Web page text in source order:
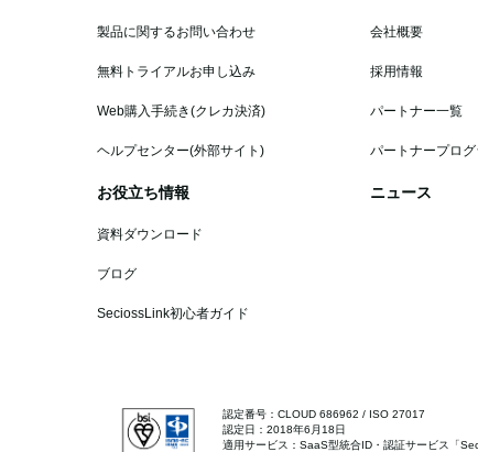
製品に関するお問い合わせ
無料トライアルお申し込み
Web購入手続き(クレカ決済)
ヘルプセンター(外部サイト)
お役立ち情報
資料ダウンロード
ブログ
SeciossLink初心者ガイド
会社概要
採用情報
パートナー一覧
パートナープログ
ニュース
認定番号：CLOUD 686962 / ISO 27017
認定日：2018年6月18日
適用サービス：SaaS型統合ID・認証サービス「